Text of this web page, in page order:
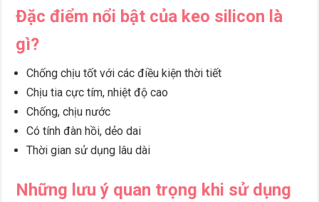
Đặc điểm nổi bật của keo silicon là
gì?
Chống chịu tốt với các điều kiện thời tiết
Chịu tia cực tím, nhiệt độ cao
Chống, chịu nước
Có tính đàn hồi, dẻo dai
Thời gian sử dụng lâu dài
Những lưu ý quan trọng khi sử dụng